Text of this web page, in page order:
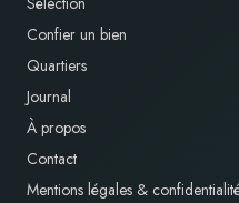
Confier un bien
Quartiers
Journal
À propos
Contact
Mentions légales &